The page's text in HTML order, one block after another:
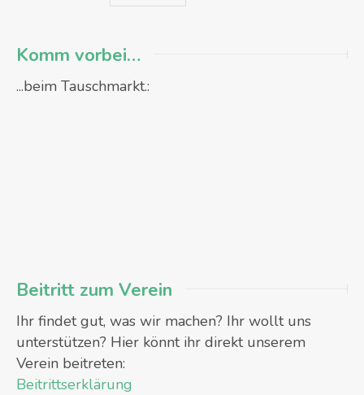
Komm vorbei…
...beim Tauschmarkt.:
Beitritt zum Verein
Ihr findet gut, was wir machen? Ihr wollt uns
unterstützen? Hier könnt ihr direkt unserem
Verein beitreten:
Beitrittserklärung